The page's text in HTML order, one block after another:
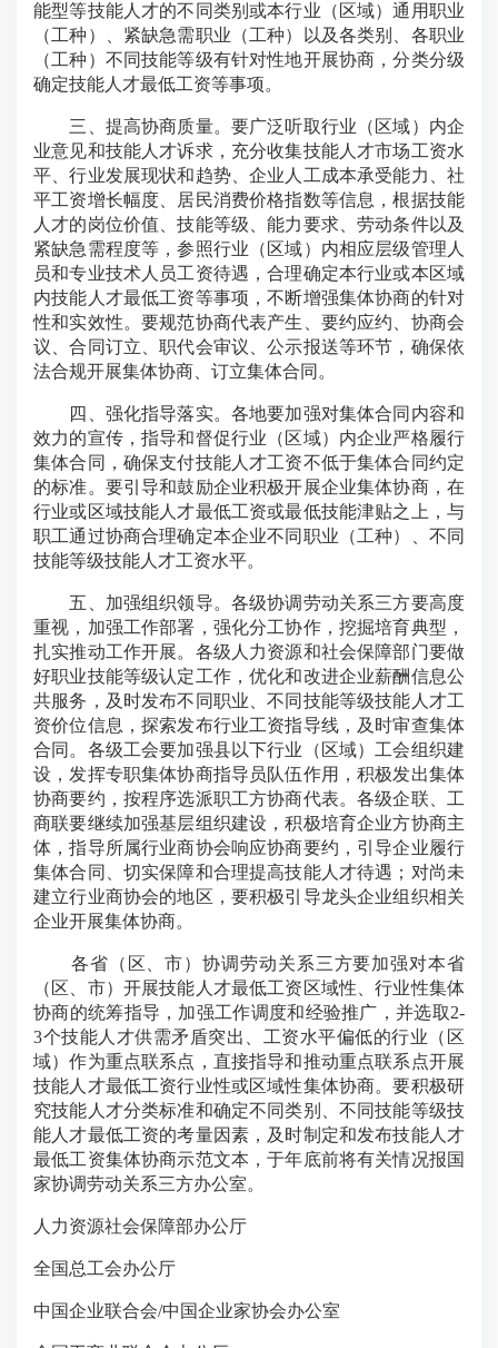
能型等技能人才的不同类别或本行业（区域）通用职业
（工种）、紧缺急需职业（工种）以及各类别、各职业
（工种）不同技能等级有针对性地开展协商，分类分级
确定技能人才最低工资等事项。
三、提高协商质量。要广泛听取行业（区域）内企
业意见和技能人才诉求，充分收集技能人才市场工资水
平、行业发展现状和趋势、企业人工成本承受能力、社
平工资增长幅度、居民消费价格指数等信息，根据技能
人才的岗位价值、技能等级、能力要求、劳动条件以及
紧缺急需程度等，参照行业（区域）内相应层级管理人
员和专业技术人员工资待遇，合理确定本行业或本区域
内技能人才最低工资等事项，不断增强集体协商的针对
性和实效性。要规范协商代表产生、要约应约、协商会
议、合同订立、职代会审议、公示报送等环节，确保依
法合规开展集体协商、订立集体合同。
四、强化指导落实。各地要加强对集体合同内容和
效力的宣传，指导和督促行业（区域）内企业严格履行
集体合同，确保支付技能人才工资不低于集体合同约定
的标准。要引导和鼓励企业积极开展企业集体协商，在
行业或区域技能人才最低工资或最低技能津贴之上，与
职工通过协商合理确定本企业不同职业（工种）、不同
技能等级技能人才工资水平。
五、加强组织领导。各级协调劳动关系三方要高度
重视，加强工作部署，强化分工协作，挖掘培育典型，
扎实推动工作开展。各级人力资源和社会保障部门要做
好职业技能等级认定工作，优化和改进企业薪酬信息公
共服务，及时发布不同职业、不同技能等级技能人才工
资价位信息，探索发布行业工资指导线，及时审查集体
合同。各级工会要加强县以下行业（区域）工会组织建
设，发挥专职集体协商指导员队伍作用，积极发出集体
协商要约，按程序选派职工方协商代表。各级企联、工
商联要继续加强基层组织建设，积极培育企业方协商主
体，指导所属行业商协会响应协商要约，引导企业履行
集体合同、切实保障和合理提高技能人才待遇；对尚未
建立行业商协会的地区，要积极引导龙头企业组织相关
企业开展集体协商。
各省（区、市）协调劳动关系三方要加强对本省
（区、市）开展技能人才最低工资区域性、行业性集体
协商的统筹指导，加强工作调度和经验推广，并选取2-
3个技能人才供需矛盾突出、工资水平偏低的行业（区
域）作为重点联系点，直接指导和推动重点联系点开展
技能人才最低工资行业性或区域性集体协商。要积极研
究技能人才分类标准和确定不同类别、不同技能等级技
能人才最低工资的考量因素，及时制定和发布技能人才
最低工资集体协商示范文本，于年底前将有关情况报国
家协调劳动关系三方办公室。
人力资源社会保障部办公厅
全国总工会办公厅
中国企业联合会/中国企业家协会办公室